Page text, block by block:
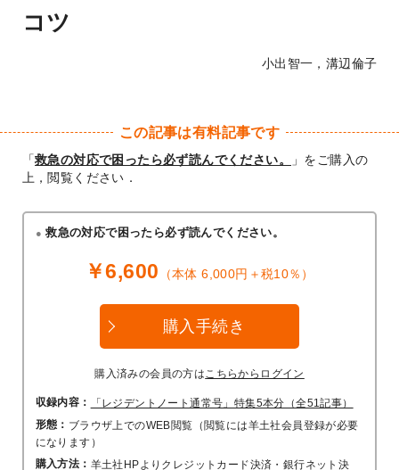
コツ
小出智一，溝辺倫子
この記事は有料記事です
「救急の対応で困ったら必ず読んでください。
」をご購入の
上，閲覧ください．
救急の対応で困ったら必ず読んでください。
￥6,600 （本体 6,000円＋税10％）
購入手続き
購入済みの会員の方はこちらからログイン
収録内容：
「レジデントノート通常号」特集5本分（全51記事）
形態： ブラウザ上でのWEB閲覧（閲覧には羊土社会員登録が必要
になります）
購入方法： 羊土社HPよりクレジットカード決済・銀行ネット決